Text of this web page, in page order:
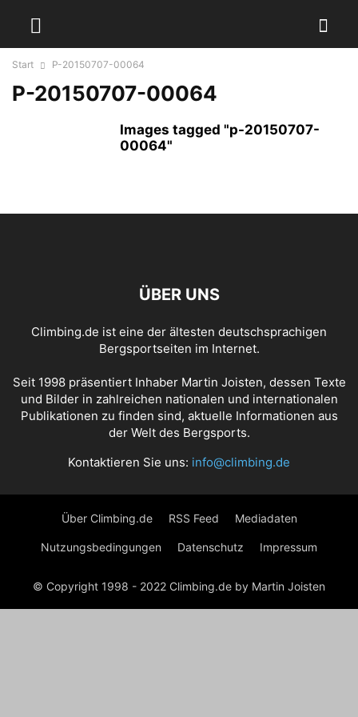
Start P-20150707-00064
P-20150707-00064
Images tagged "p-20150707-
00064"
ÜBER UNS
Climbing.de ist eine der ältesten deutschsprachigen
Bergsportseiten im Internet.
Seit 1998 präsentiert Inhaber Martin Joisten, dessen Texte
und Bilder in zahlreichen nationalen und internationalen
Publikationen zu finden sind, aktuelle Informationen aus
der Welt des Bergsports.
Kontaktieren Sie uns: info@climbing.de
Über Climbing.de RSS Feed Mediadaten
Nutzungsbedingungen Datenschutz Impressum
© Copyright 1998 - 2022 Climbing.de by Martin Joisten